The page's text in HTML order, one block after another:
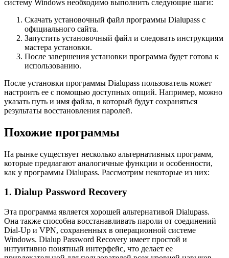
систему Windows необходимо выполнить следующие шаги:
Скачать установочный файл программы Dialupass с
официального сайта.
Запустить установочный файл и следовать инструкциям
мастера установки.
После завершения установки программа будет готова к
использованию.
После установки программы Dialupass пользователь может
настроить ее с помощью доступных опций. Например, можно
указать путь и имя файла, в который будут сохраняться
результаты восстановления паролей.
Похожие программы
На рынке существует несколько альтернативных программ,
которые предлагают аналогичные функции и особенности,
как у программы Dialupass. Рассмотрим некоторые из них:
1. Dialup Password Recovery
Эта программа является хорошей альтернативой Dialupass.
Она также способна восстанавливать пароли от соединений
Dial-Up и VPN, сохраненных в операционной системе
Windows. Dialup Password Recovery имеет простой и
интуитивно понятный интерфейс, что делает ее